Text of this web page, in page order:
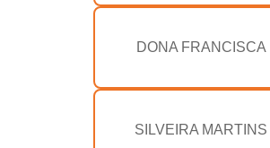
DONA FRANCISCA
SILVEIRA MARTINS